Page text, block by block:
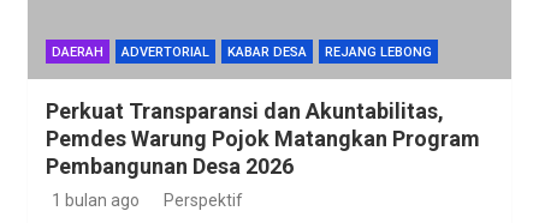
DAERAH ADVERTORIAL KABAR DESA REJANG LEBONG
Perkuat Transparansi dan Akuntabilitas,
Pemdes Warung Pojok Matangkan Program
Pembangunan Desa 2026
1 bulan ago Perspektif